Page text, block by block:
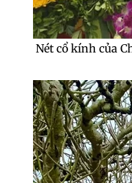
Nét cổ kính của